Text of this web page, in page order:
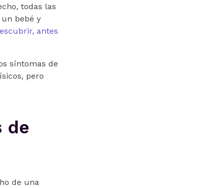
todas las
bebé y
antes
síntomas de
pero
de
de una